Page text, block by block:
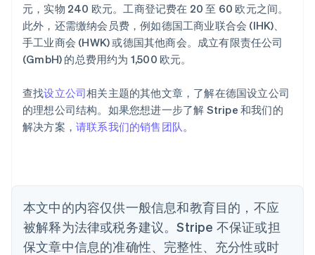
元，实物 240 欧元。工商登记费在 20 至 60 欧元之间。
此外，还需缴纳会员费，例如德国工商业联合会 (IHK)、
手工业商会 (HWK) 或德国其他商会。成立有限责任公司
(GmbH) 的总费用约为 1,500 欧元。
查找设立公司相关主题的其他文章，了解在德国设立公司
的理想公司结构。如果您想进一步了解 Stripe 和我们的
解决方案， 请联系我们的销售团队。
本文中的内容仅供一般信息和教育目的，不应
被解释为法律或税务建议。Stripe 不保证或担
保文章中信息的准确性、完整性、充分性或时
爱沙尼亚
English
奥地利
Deutsch English
澳大利亚
巴西
PortuguêsEnglish
保加利亚
English
丹麦
德国
DeutschEnglish